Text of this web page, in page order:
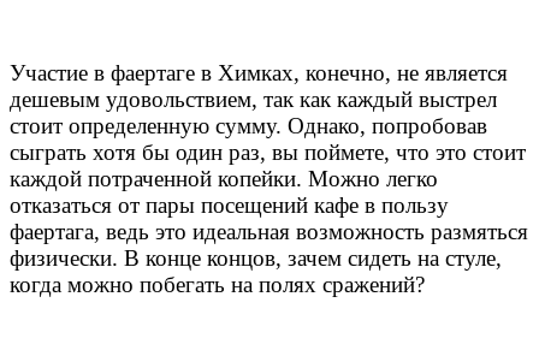
Участие в фаертаге в Химках, конечно, не является
дешевым удовольствием, так как каждый выстрел
стоит определенную сумму. Однако, попробовав
сыграть хотя бы один раз, вы поймете, что это стоит
каждой потраченной копейки. Можно легко
отказаться от пары посещений кафе в пользу
фаертага, ведь это идеальная возможность размяться
физически. В конце концов, зачем сидеть на стуле,
когда можно побегать на полях сражений?